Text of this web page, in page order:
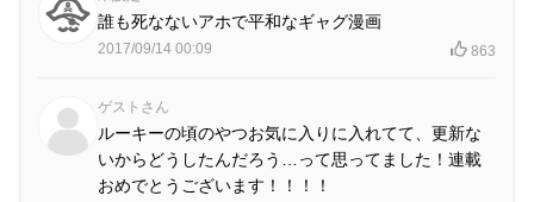
誰も死なないアホで平和なギャグ漫画
2017/09/14 00:09 863
ゲストさん
ルーキーの頃のやつお気に入りに入れてて、更新な
いからどうしたんだろう…って思ってました！連載
おめでとうございます！！！！